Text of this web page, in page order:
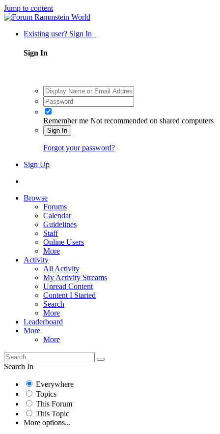
Jump to content
Existing user? Sign In
Sign In
Remember me Not recommended on shared computers
Sign In
Forgot your password?
Sign Up
Browse
Forums
Calendar
Guidelines
Staff
Online Users
More
Activity
All Activity
My Activity Streams
Unread Content
Content I Started
Search
More
Leaderboard
More
More
Search In
Everywhere
Topics
This Forum
This Topic
More options...